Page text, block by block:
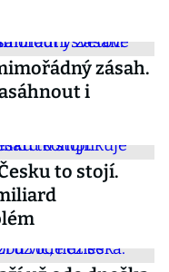
zásah.
i
to stojí.